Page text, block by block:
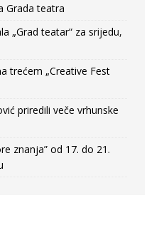
Grada teatra
„Grad teatar“ za srijedu,
trećem „Creative Fest
priredili veče vrhunske
znanja” od 17. do 21.